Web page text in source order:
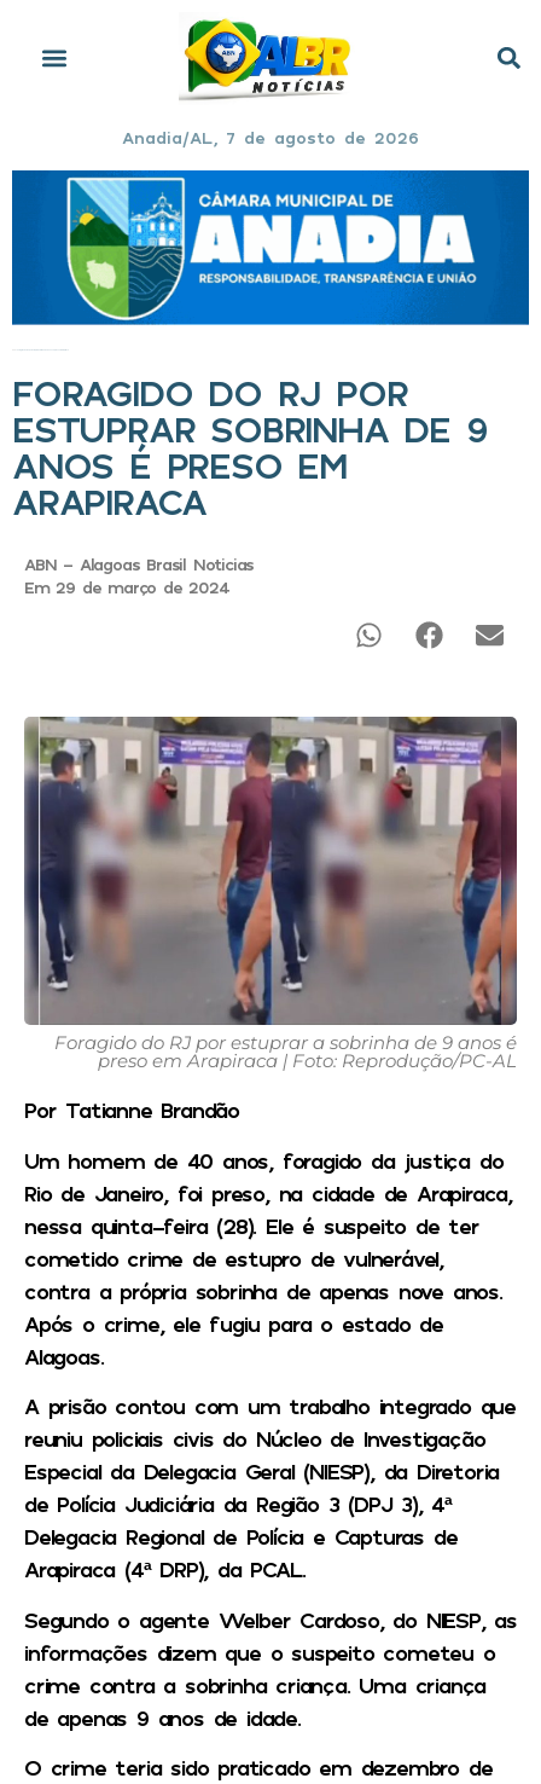
Anadia/AL, 7 de agosto de 2026
FORAGIDO DO RJ POR
ESTUPRAR SOBRINHA DE 9
ANOS É PRESO EM
ARAPIRACA
ABN - Alagoas Brasil Noticias
Em 29 de março de 2024
Foragido do RJ por estuprar a sobrinha de 9 anos é
preso em Arapiraca | Foto: Reprodução/PC-AL
Por Tatianne Brandão
Um homem de 40 anos, foragido da justiça do
Rio de Janeiro, foi preso, na cidade de Arapiraca,
nessa quinta-feira (28). Ele é suspeito de ter
cometido crime de estupro de vulnerável,
contra a própria sobrinha de apenas nove anos.
Após o crime, ele fugiu para o estado de
Alagoas.
A prisão contou com um trabalho integrado que
reuniu policiais civis do Núcleo de Investigação
Especial da Delegacia Geral (NIESP), da Diretoria
de Polícia Judiciária da Região 3 (DPJ 3), 4ª
Delegacia Regional de Polícia e Capturas de
Arapiraca (4ª DRP), da PCAL.
Segundo o agente Welber Cardoso, do NIESP, as
informações dizem que o suspeito cometeu o
crime contra a sobrinha criança. Uma criança
de apenas 9 anos de idade.
O crime teria sido praticado em dezembro de